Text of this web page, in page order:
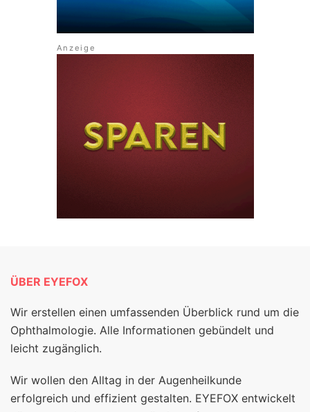
ÜBER EYEFOX
Wir erstellen einen umfassenden Überblick rund um die
Ophthalmologie. Alle Informationen gebündelt und
leicht zugänglich.
Wir wollen den Alltag in der Augenheilkunde
erfolgreich und effizient gestalten. EYEFOX entwickelt